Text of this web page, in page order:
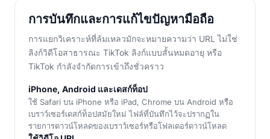
การบันทึกและการแก้ไขปัญหามือถือ
การแยกวิเคราะห์ที่ล้มเหลวมักจะหมายความว่า URL ไม่ใช่
ลิงก์วิดีโอสาธารณะ TikTok ลิงก์แบบสั้นหมดอายุ หรือ
TikTok กำลังจำกัดการเข้าถึงชั่วคราว
iPhone, Android และเดสก์ท็อป
ใช้ Safari บน iPhone หรือ iPad, Chrome บน Android หรือ
เบราว์เซอร์เดสก์ท็อปสมัยใหม่ ไฟล์ที่บันทึกไว้จะปรากฏใน
รายการดาวน์โหลดของเบราว์เซอร์หรือโฟลเดอร์ดาวน์โหลด